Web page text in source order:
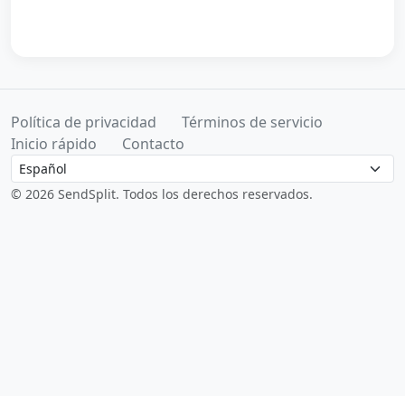
Política de privacidad
Términos de servicio
Inicio rápido
Contacto
Language
© 2026 SendSplit. Todos los derechos reservados.